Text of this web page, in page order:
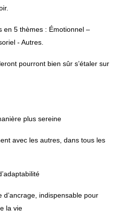
en 5 thèmes : Émotionnel –
- Autres.
pourront bien sûr s’étaler sur
plus sereine
avec les autres, dans tous les
indispensable pour
la vie